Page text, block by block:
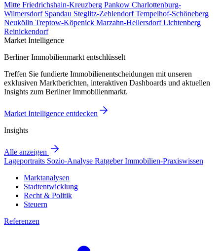
Mitte Friedrichshain-Kreuzberg Pankow Charlottenburg-
Wilmersdorf Spandau Steglitz-ZehlendorfTempelhof-Schöneberg
Neukölln Treptow-Köpenick Marzahn-HellersdorfLichtenberg
Reinickendorf
Market Intelligence
Berliner Immobilienmarkt entschlüsselt
Treffen Sie fundierte Immobilienentscheidungen mit unseren
exklusiven Marktberichten, interaktiven Dashboards und aktuellen
Insights zum Berliner Immobilienmarkt.
Market Intelligence entdecken
Insights
Alle anzeigen
Lageportraits Sozio-Analyse RatgeberImmobilien-Praxiswissen
Marktanalysen
Stadtentwicklung
Recht & Politik
Steuern
Referenzen